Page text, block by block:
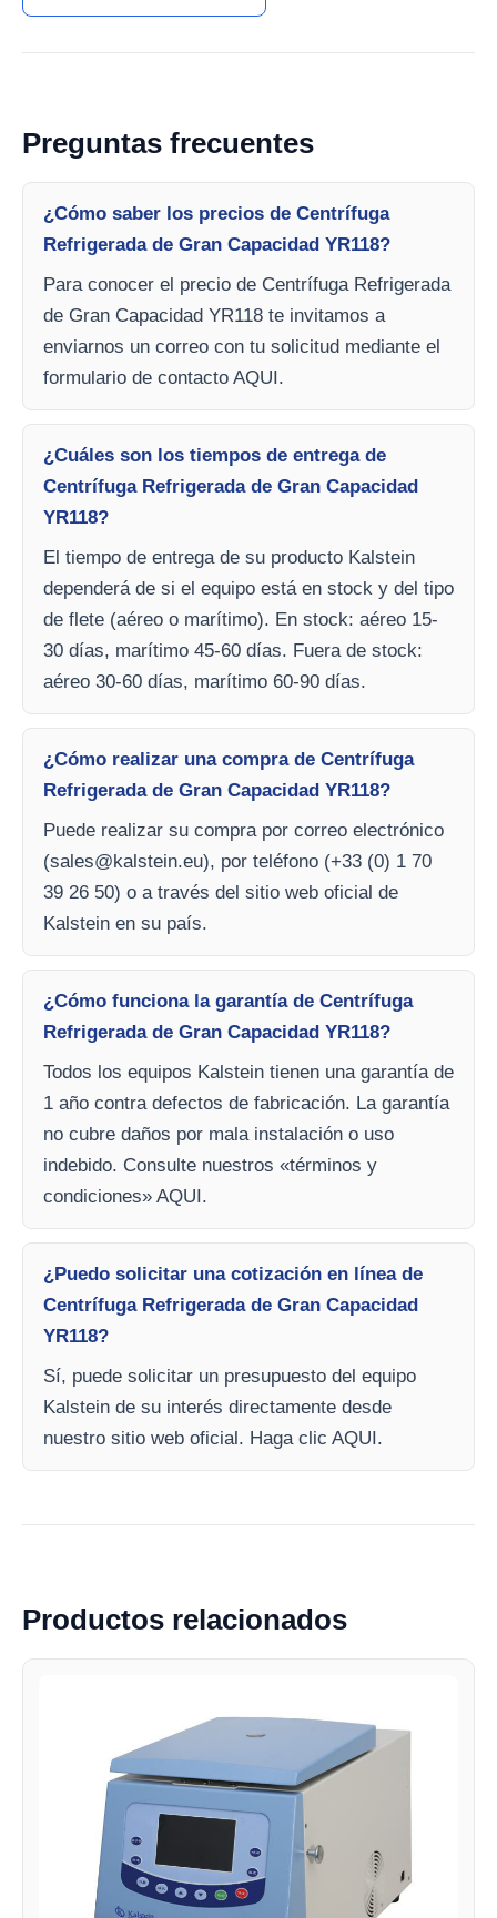
Preguntas frecuentes
¿Cómo saber los precios de Centrífuga
Refrigerada de Gran Capacidad YR118?
Para conocer el precio de Centrífuga Refrigerada
de Gran Capacidad YR118 te invitamos a
enviarnos un correo con tu solicitud mediante el
formulario de contacto AQUI.
¿Cuáles son los tiempos de entrega de
Centrífuga Refrigerada de Gran Capacidad
YR118?
El tiempo de entrega de su producto Kalstein
dependerá de si el equipo está en stock y del tipo
de flete (aéreo o marítimo). En stock: aéreo 15-
30 días, marítimo 45-60 días. Fuera de stock:
aéreo 30-60 días, marítimo 60-90 días.
¿Cómo realizar una compra de Centrífuga
Refrigerada de Gran Capacidad YR118?
Puede realizar su compra por correo electrónico
(sales@kalstein.eu), por teléfono (+33 (0) 1 70
39 26 50) o a través del sitio web oficial de
Kalstein en su país.
¿Cómo funciona la garantía de Centrífuga
Refrigerada de Gran Capacidad YR118?
Todos los equipos Kalstein tienen una garantía de
1 año contra defectos de fabricación. La garantía
no cubre daños por mala instalación o uso
indebido. Consulte nuestros «términos y
condiciones» AQUI.
¿Puedo solicitar una cotización en línea de
Centrífuga Refrigerada de Gran Capacidad
YR118?
Sí, puede solicitar un presupuesto del equipo
Kalstein de su interés directamente desde
nuestro sitio web oficial. Haga clic AQUI.
Productos relacionados